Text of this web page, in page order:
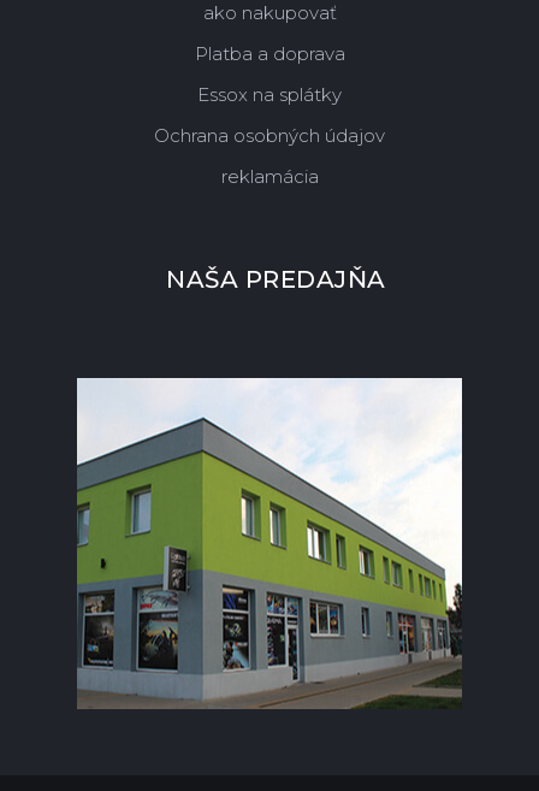
ako nakupovať
Platba a doprava
Essox na splátky
Ochrana osobných údajov
reklamácia
NAŠA PREDAJŇA